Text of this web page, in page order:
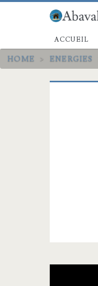
ACCUEIL
HOME > ENERGIES